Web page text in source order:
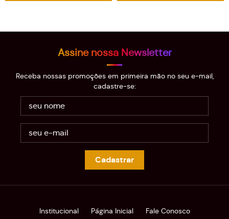
Assine nossa Newsletter
Receba nossas promoções em primeira mão no seu e-mail,
cadastre-se:
Cadastrar
Institucional Página Inicial Fale Conosco